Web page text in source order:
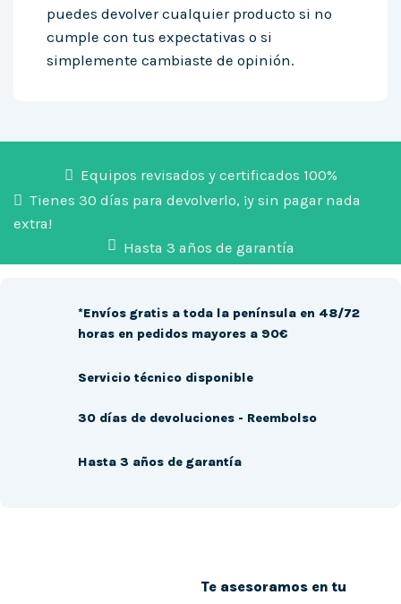
puedes devolver cualquier producto si no
cumple con tus expectativas o si
simplemente cambiaste de opinión.
Equipos revisados y certificados 100%
Tienes 30 días para devolverlo, ¡y sin pagar nada
extra!
Hasta 3 años de garantía
Te asesoramos en tu
*Envíos gratis a toda la península en 48/72
horas en pedidos mayores a 90€
Servicio técnico disponible
30 días de devoluciones - Reembolso
Hasta 3 años de garantía